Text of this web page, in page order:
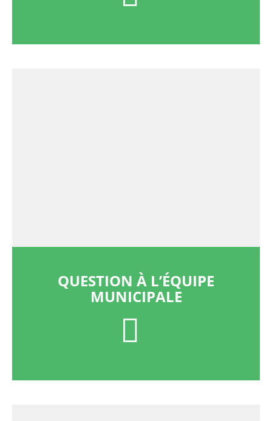
QUESTION À L’ÉQUIPE
MUNICIPALE